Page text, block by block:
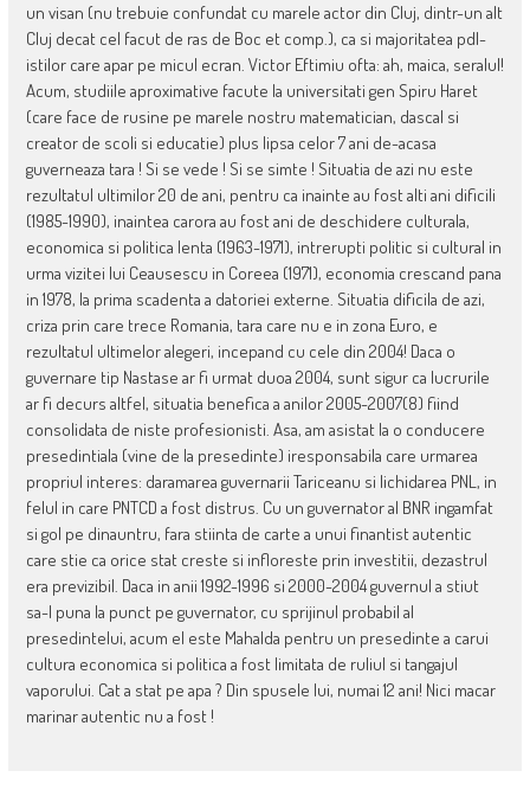
un visan (nu trebuie confundat cu marele actor din Cluj, dintr-un alt
Cluj decat cel facut de ras de Boc et comp.), ca si majoritatea pdl-
istilor care apar pe micul ecran. Victor Eftimiu ofta: ah, maica, seralul!
Acum, studiile aproximative facute la universitati gen Spiru Haret
(care face de rusine pe marele nostru matematician, dascal si
creator de scoli si educatie) plus lipsa celor 7 ani de-acasa
guverneaza tara ! Si se vede ! Si se simte ! Situatia de azi nu este
rezultatul ultimilor 20 de ani, pentru ca inainte au fost alti ani dificili
(1985-1990), inaintea carora au fost ani de deschidere culturala,
economica si politica lenta (1963-1971), intrerupti politic si cultural in
urma vizitei lui Ceausescu in Coreea (1971), economia crescand pana
in 1978, la prima scadenta a datoriei externe. Situatia dificila de azi,
criza prin care trece Romania, tara care nu e in zona Euro, e
rezultatul ultimelor alegeri, incepand cu cele din 2004! Daca o
guvernare tip Nastase ar fi urmat duoa 2004, sunt sigur ca lucrurile
ar fi decurs altfel, situatia benefica a anilor 2005-2007(8) fiind
consolidata de niste profesionisti. Asa, am asistat la o conducere
presedintiala (vine de la presedinte) iresponsabila care urmarea
propriul interes: daramarea guvernarii Tariceanu si lichidarea PNL, in
felul in care PNTCD a fost distrus. Cu un guvernator al BNR ingamfat
si gol pe dinauntru, fara stiinta de carte a unui finantist autentic
care stie ca orice stat creste si infloreste prin investitii, dezastrul
era previzibil. Daca in anii 1992-1996 si 2000-2004 guvernul a stiut
sa-l puna la punct pe guvernator, cu sprijinul probabil al
presedintelui, acum el este Mahalda pentru un presedinte a carui
cultura economica si politica a fost limitata de ruliul si tangajul
vaporului. Cat a stat pe apa ? Din spusele lui, numai 12 ani! Nici macar
marinar autentic nu a fost !